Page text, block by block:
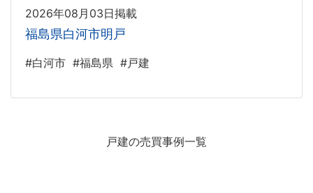
2026年08月03日掲載
福島県白河市明戸
#白河市 #福島県 #戸建
戸建の売買事例一覧